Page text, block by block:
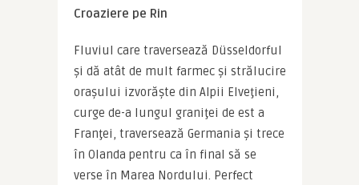
Croaziere pe Rin
Fluviul care traversează Düsseldorful
și dă atât de mult farmec și strălucire
orașului izvorăște din Alpii Elveţieni,
curge de-a lungul graniţei de est a
Franţei, traversează Germania și trece
în Olanda pentru ca în final să se
verse în Marea Nordului. Perfect